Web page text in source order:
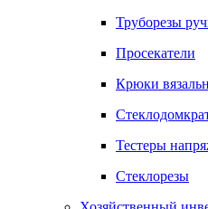
Труборезы
Просекатели
Крюки
Тестеры
Стеклорезы